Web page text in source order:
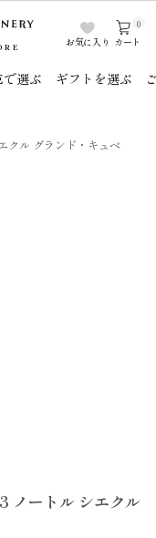
お気に入り カート
0
選ぶ ギフトを選ぶ
クル グランド・キュベ
ートル シエクル